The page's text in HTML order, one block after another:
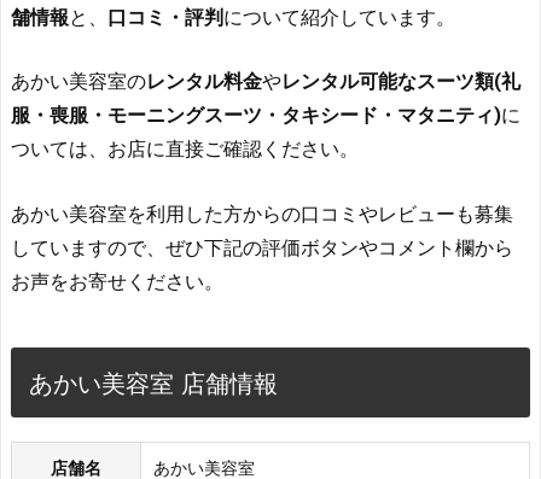
舗情報と、 口コミ・評判について紹介しています。
あかい美容室のレンタル料金やレンタル可能なスーツ類(礼
服・喪服・モーニングスーツ・タキシード・マタニティ)に
ついては、お店に直接ご確認ください。
あかい美容室を利用した方からの口コミやレビューも募集
していますので、ぜひ下記の評価ボタンやコメント欄から
お声をお寄せください。
あかい美容室 店舗情報
店舗名 あかい美容室